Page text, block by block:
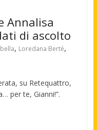
Annalisa
di ascolto
, Loredana Berté,
su Retequattro,
per te, Gianni!”.